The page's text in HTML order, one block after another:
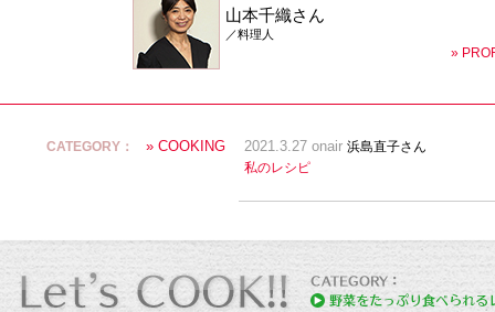
山本千織さん
／料理人
»
CATEGORY： » COOKING 2021.3.27 onair 浜島直子さん
私のレシピ